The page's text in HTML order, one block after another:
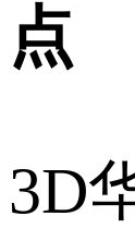
点
3D